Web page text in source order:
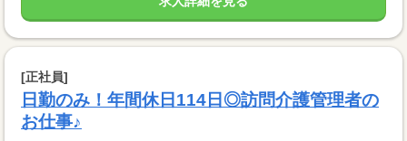
[正社員]
日勤のみ！年間休日114日◎訪問介護管理者の
お仕事♪